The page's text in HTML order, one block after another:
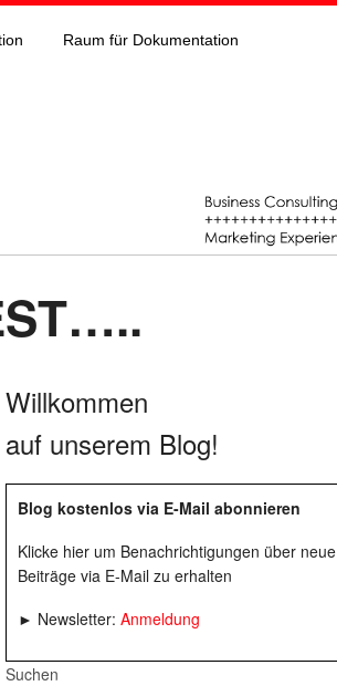
Raum für Dokumentation
Willkommen
auf unserem Blog!
Blog kostenlos via E-Mail abonnieren
Klicke hier um Benachrichtigungen über neue
Beiträge via E-Mail zu erhalten
► Newsletter: Anmeldung
Suchen